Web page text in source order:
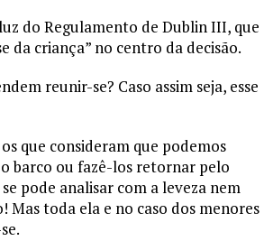
do Regulamento de Dublin III, que
da criança” no centro da decisão.
reunir-se? Caso assim seja, esse
que consideram que podemos
barco ou fazê-los retornar pelo
pode analisar com a leveza nem
toda ela e no caso dos menores